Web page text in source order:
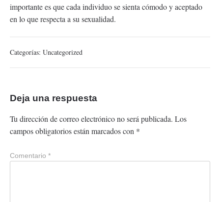
importante es que cada individuo se sienta cómodo y aceptado
en lo que respecta a su sexualidad.
Categorías: Uncategorized
Deja una respuesta
Tu dirección de correo electrónico no será publicada. Los
campos obligatorios están marcados con *
Comentario *